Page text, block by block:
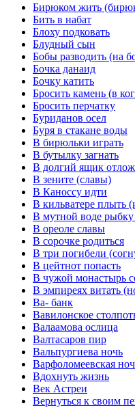
Бирюком жить
Бить в набат
Блоху подковать
Блудный сын
Бобы разводить (на
Бочка данаид
Бочку катить
Бросить камень (в
Бросить перчатку
Буриданов осел
Буря в стакане воды
В бирюльки играть
В бутылку загнать
В долгий ящик
В зените (славы)
В Каноссу идти
В кильватере плыть
В мутной воде рыбку
В ореоле славы
В сорочке родиться
В три погибели
В цейтнот попасть
В чужой монастырь
В эмпиреях витать
Ва- банк
Вавилонское
Валаамова ослица
Валтасаров пир
Вальпургиева ночь
Варфоломеевская
Вдохнуть жизнь
Век Астреи
Вернуться к своим